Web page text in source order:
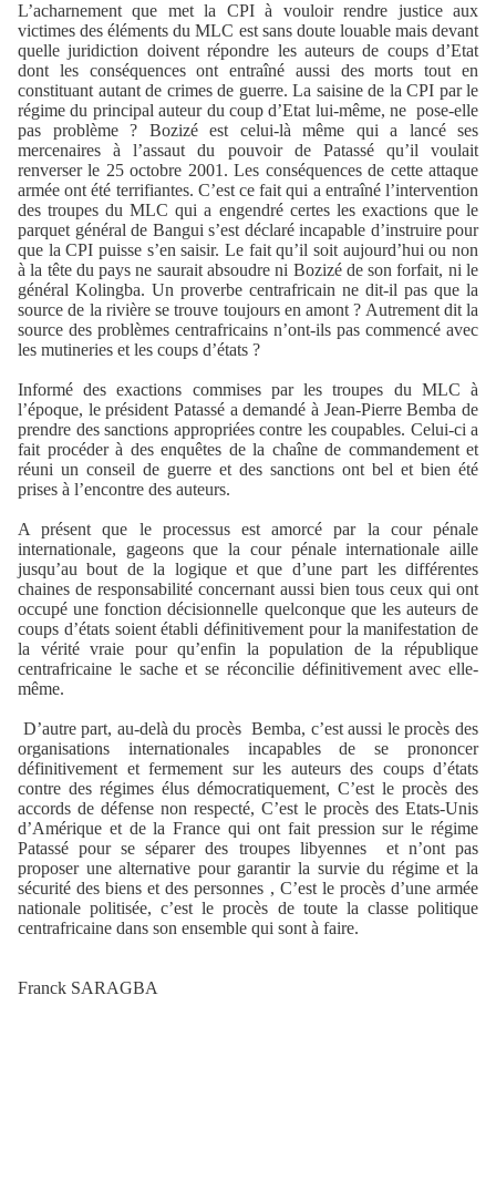
L’acharnement que met la CPI à vouloir rendre justice aux
victimes des éléments du MLC est sans doute louable mais devant
quelle juridiction doivent répondre les auteurs de coups d’Etat
dont les conséquences ont entraîné aussi des morts tout en
constituant autant de crimes de guerre. La saisine de la CPI par le
régime du principal auteur du coup d’Etat lui-même, ne pose-elle
pas problème ? Bozizé est celui-là même qui a lancé ses
mercenaires à l’assaut du pouvoir de Patassé qu’il voulait
renverser le 25 octobre 2001. Les conséquences de cette attaque
armée ont été terrifiantes. C’est ce fait qui a entraîné l’intervention
des troupes du MLC qui a engendré certes les exactions que le
parquet général de Bangui s’est déclaré incapable d’instruire pour
que la CPI puisse s’en saisir. Le fait qu’il soit aujourd’hui ou non
à la tête du pays ne saurait absoudre ni Bozizé de son forfait, ni le
général Kolingba. Un proverbe centrafricain ne dit-il pas que la
source de la rivière se trouve toujours en amont ? Autrement dit la
source des problèmes centrafricains n’ont-ils pas commencé avec
les mutineries et les coups d’états ?
Informé des exactions commises par les troupes du MLC à
l’époque, le président Patassé a demandé à Jean-Pierre Bemba de
prendre des sanctions appropriées contre les coupables. Celui-ci a
fait procéder à des enquêtes de la chaîne de commandement et
réuni un conseil de guerre et des sanctions ont bel et bien été
prises à l’encontre des auteurs.
A présent que le processus est amorcé par la cour pénale
internationale, gageons que la cour pénale internationale aille
jusqu’au bout de la logique et que d’une part les différentes
chaines de responsabilité concernant aussi bien tous ceux qui ont
occupé une fonction décisionnelle quelconque que les auteurs de
coups d’états soient établi définitivement pour la manifestation de
la vérité vraie pour qu’enfin la population de la république
centrafricaine le sache et se réconcilie définitivement avec elle-
même.
D’autre part, au-delà du procès Bemba, c’est aussi le procès des
organisations internationales incapables de se prononcer
définitivement et fermement sur les auteurs des coups d’états
contre des régimes élus démocratiquement, C’est le procès des
accords de défense non respecté, C’est le procès des Etats-Unis
d’Amérique et de la France qui ont fait pression sur le régime
Patassé pour se séparer des troupes libyennes
et n’ont pas
proposer une alternative pour garantir la survie du régime et la
sécurité des biens et des personnes , C’est le procès d’une armée
nationale politisée, c’est le procès de toute la classe politique
centrafricaine dans son ensemble qui sont à faire.
Franck SARAGBA